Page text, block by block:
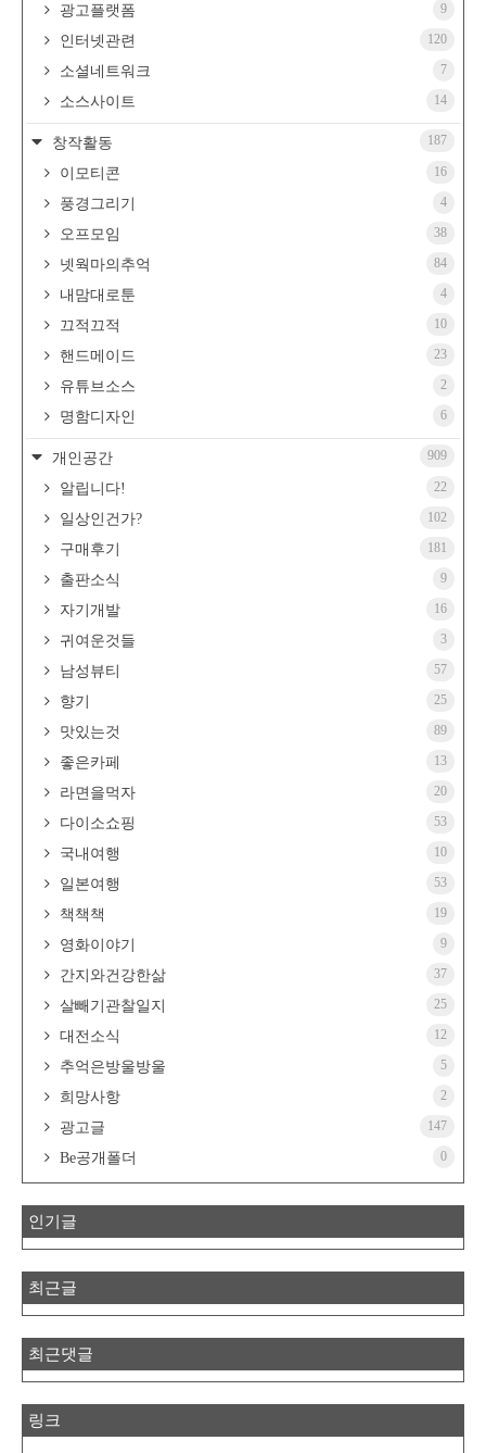
광고플랫폼 9
인터넷관련 120
소셜네트워크 7
소스사이트 14
창작활동 187
이모티콘 16
풍경그리기 4
오프모임 38
넷웍마의추억 84
내맘대로툰 4
끄적끄적 10
핸드메이드 23
유튜브소스 2
명함디자인 6
개인공간 909
알립니다! 22
일상인건가? 102
구매후기 181
출판소식 9
자기개발 16
귀여운것들 3
남성뷰티 57
향기 25
맛있는것 89
좋은카페 13
라면을먹자 20
다이소쇼핑 53
국내여행 10
일본여행 53
책책책 19
영화이야기 9
간지와건강한삶 37
살빼기관찰일지 25
대전소식 12
추억은방울방울 5
희망사항 2
광고글 147
Be공개폴더 0
인기글
최근글
최근댓글
링크